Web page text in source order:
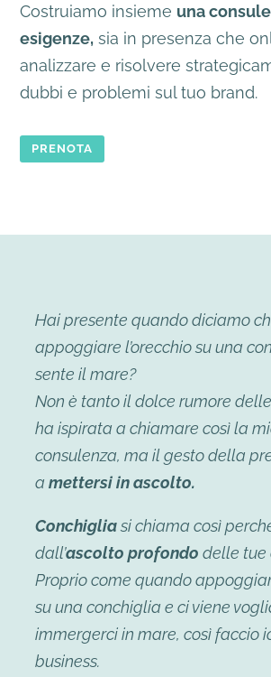
Costruiamo insieme una
esigenze, sia in presenza che
analizzare e risolvere
dubbi e problemi sul tuo brand.
PRENOTA
Hai presente quando diciamo
appoggiare l’orecchio su una
sente il mare?
Non è tanto il dolce rumore
ha ispirata a chiamare così la
consulenza, ma il gesto della
a mettersi in ascolto.
Conchigliasi chiama così
dall’ascolto profondo delle tue
Proprio come quando
su una conchiglia e ci viene
immergerci in mare, così faccio
business.